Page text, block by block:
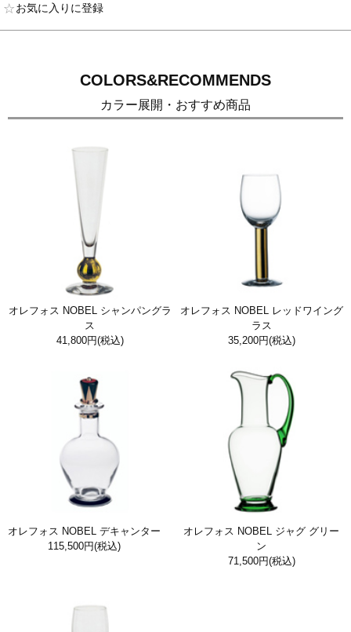
お気に入りに登録
COLORS&RECOMMENDS
カラー展開・おすすめ商品
オレフォス NOBEL シャンパングラ
ス
41,800円(税込)
オレフォス NOBEL レッドワイング
ラス
35,200円(税込)
オレフォス NOBEL デキャンター
115,500円(税込)
オレフォス NOBEL ジャグ グリー
ン
71,500円(税込)